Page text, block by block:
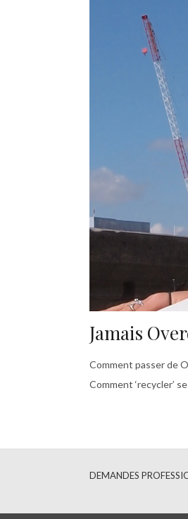
Jamais
Comment passer de
Comment ‘recycler’
DEMANDES